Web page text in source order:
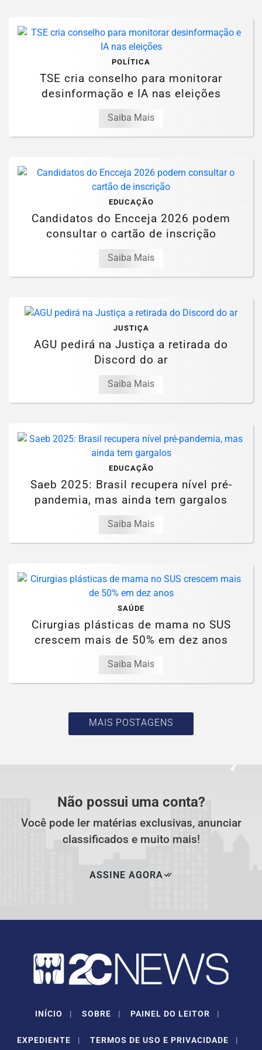
POLÍTICA
TSE cria conselho para monitorar
desinformação e IA nas eleições
Saiba Mais
EDUCAÇÃO
Candidatos do Encceja 2026 podem
consultar o cartão de inscrição
Saiba Mais
JUSTIÇA
AGU pedirá na Justiça a retirada do
Discord do ar
Saiba Mais
EDUCAÇÃO
Saeb 2025: Brasil recupera nível pré-
pandemia, mas ainda tem gargalos
Saiba Mais
SAÚDE
Cirurgias plásticas de mama no SUS
crescem mais de 50% em dez anos
Saiba Mais
MAIS POSTAGENS
Não possui uma conta?
Você pode ler matérias exclusivas, anunciar
classificados e muito mais!
ASSINE AGORA
INÍCIO | SOBRE | PAINEL DO LEITOR |
EXPEDIENTE | TERMOS DE USO E PRIVACIDADE |